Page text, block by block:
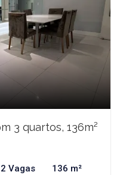
3 quartos, 136m²
2 Vagas 136 m²